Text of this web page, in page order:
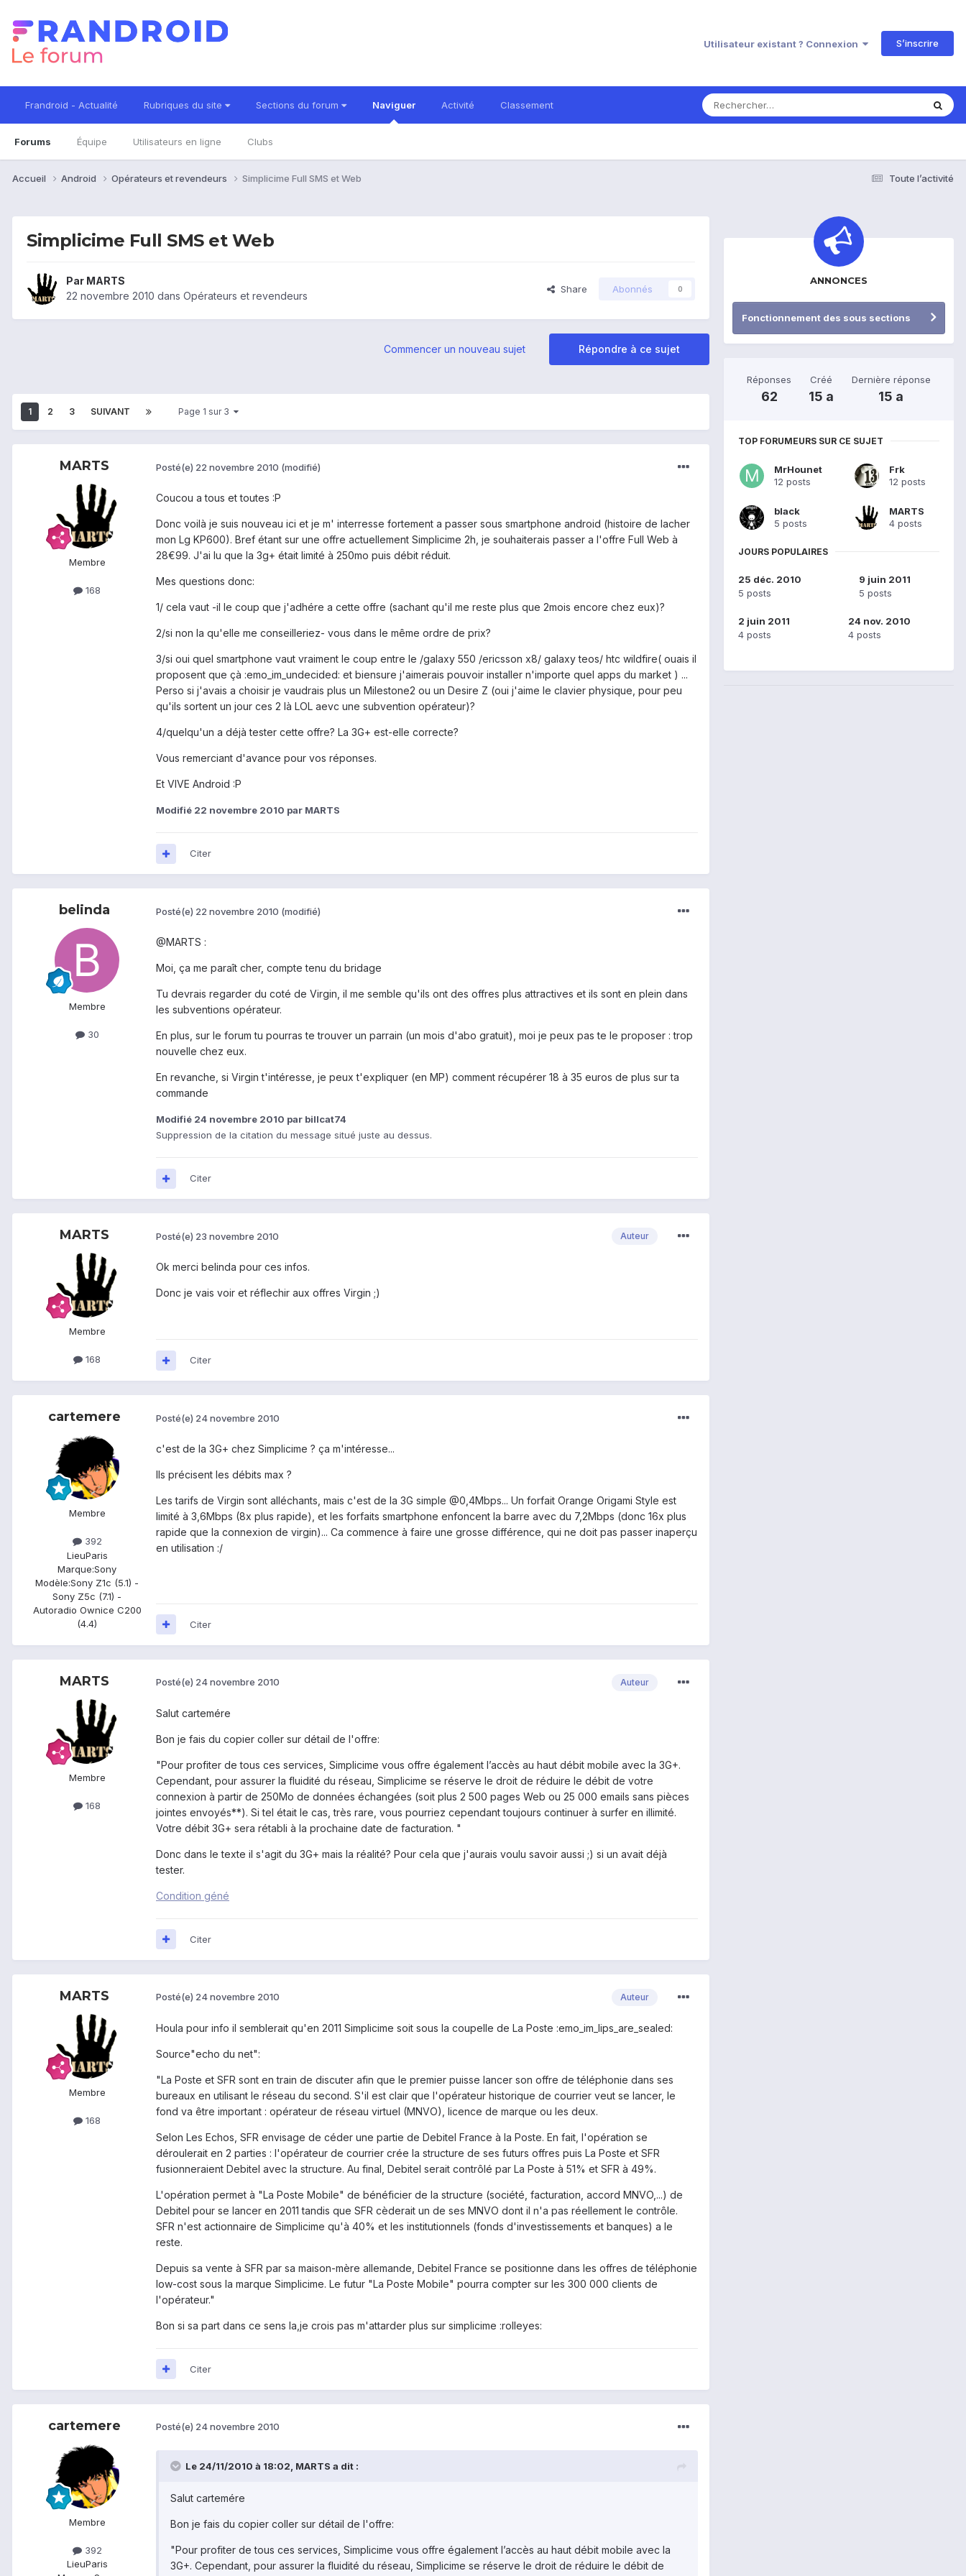
Utilisateur existant ? Connexion S’inscrire
Frandroid - Actualité Rubriques du site Sections du forum Naviguer
Forums Équipe Utilisateurs en ligne Clubs
Activité Classement
Toute l’activité
Accueil Android Opérateurs et revendeurs Simplicime Full SMS et Web
Simplicime Full SMS et Web
Par MARTS
22 novembre 2010 dans Opérateurs et revendeurs
Share Abonnés 0
Répondre à ce sujet
Commencer un nouveau sujet
1 2 3 SUIVANT Page 1 sur 3
MARTS
Membre
168
Posté(e) 22 novembre 2010 (modifié)
Coucou a tous et toutes :P
Donc voilà je suis nouveau ici et je m' interresse fortement a passer sous smartphone android (histoire de lacher
mon Lg KP600). Bref étant sur une offre actuellement Simplicime 2h, je souhaiterais passer a l'offre Full Web à
28€99. J'ai lu que la 3g+ était limité à 250mo puis débit réduit.
Mes questions donc:
1/ cela vaut -il le coup que j'adhére a cette offre (sachant qu'il me reste plus que 2mois encore chez eux)?
2/si non la qu'elle me conseilleriez- vous dans le même ordre de prix?
3/si oui quel smartphone vaut vraiment le coup entre le /galaxy 550 /ericsson x8/ galaxy teos/ htc wildfire( ouais il
proposent que çà :emo_im_undecided: et biensure j'aimerais pouvoir installer n'importe quel apps du market ) ...
Perso si j'avais a choisir je vaudrais plus un Milestone2 ou un Desire Z (oui j'aime le clavier physique, pour peu
qu'ils sortent un jour ces 2 là LOL aevc une subvention opérateur)?
4/quelqu'un a déjà tester cette offre? La 3G+ est-elle correcte?
Vous remerciant d'avance pour vos réponses.
Et VIVE Android :P
Modifié 22 novembre 2010 par MARTS
Citer
belinda
Membre
30
Posté(e) 22 novembre 2010 (modifié)
@MARTS :
Moi, ça me paraît cher, compte tenu du bridage
Tu devrais regarder du coté de Virgin, il me semble qu'ils ont des offres plus attractives et ils sont en plein dans
les subventions opérateur.
En plus, sur le forum tu pourras te trouver un parrain (un mois d'abo gratuit), moi je peux pas te le proposer : trop
nouvelle chez eux.
En revanche, si Virgin t'intéresse, je peux t'expliquer (en MP) comment récupérer 18 à 35 euros de plus sur ta
commande
Modifié 24 novembre 2010 par billcat74
Suppression de la citation du message situé juste au dessus.
Citer
MARTS
Membre
168
Auteur
Posté(e) 23 novembre 2010
Ok merci belinda pour ces infos.
Donc je vais voir et réflechir aux offres Virgin ;)
Citer
cartemere
Membre
392
LieuParis
Marque:Sony
Modèle:Sony Z1c (5.1) -
Sony Z5c (7.1) -
Autoradio Ownice C200
(4.4)
Posté(e) 24 novembre 2010
c'est de la 3G+ chez Simplicime ? ça m'intéresse...
Ils précisent les débits max ?
Les tarifs de Virgin sont alléchants, mais c'est de la 3G simple @0,4Mbps... Un forfait Orange Origami Style est
limité à 3,6Mbps (8x plus rapide), et les forfaits smartphone enfoncent la barre avec du 7,2Mbps (donc 16x plus
rapide que la connexion de virgin)... Ca commence à faire une grosse différence, qui ne doit pas passer inaperçu
en utilisation :/
Citer
MARTS
Membre
168
Auteur
Posté(e) 24 novembre 2010
Salut cartemére
Bon je fais du copier coller sur détail de l'offre:
"Pour profiter de tous ces services, Simplicime vous offre également l’accès au haut débit mobile avec la 3G+.
Cependant, pour assurer la fluidité du réseau, Simplicime se réserve le droit de réduire le débit de votre
connexion à partir de 250Mo de données échangées (soit plus 2 500 pages Web ou 25 000 emails sans pièces
jointes envoyés**). Si tel était le cas, très rare, vous pourriez cependant toujours continuer à surfer en illimité.
Votre débit 3G+ sera rétabli à la prochaine date de facturation. "
Donc dans le texte il s'agit du 3G+ mais la réalité? Pour cela que j'aurais voulu savoir aussi ;) si un avait déjà
tester.
Condition géné
Citer
MARTS
Membre
168
Auteur
Posté(e) 24 novembre 2010
Houla pour info il semblerait qu'en 2011 Simplicime soit sous la coupelle de La Poste :emo_im_lips_are_sealed:
Source"echo du net":
"La Poste et SFR sont en train de discuter afin que le premier puisse lancer son offre de téléphonie dans ses
bureaux en utilisant le réseau du second. S'il est clair que l'opérateur historique de courrier veut se lancer, le
fond va être important : opérateur de réseau virtuel (MNVO), licence de marque ou les deux.
Selon Les Echos, SFR envisage de céder une partie de Debitel France à la Poste. En fait, l'opération se
déroulerait en 2 parties : l'opérateur de courrier crée la structure de ses futurs offres puis La Poste et SFR
fusionneraient Debitel avec la structure. Au final, Debitel serait contrôlé par La Poste à 51% et SFR à 49%.
L'opération permet à "La Poste Mobile" de bénéficier de la structure (société, facturation, accord MNVO,...) de
Debitel pour se lancer en 2011 tandis que SFR cèderait un de ses MNVO dont il n'a pas réellement le contrôle.
SFR n'est actionnaire de Simplicime qu'à 40% et les institutionnels (fonds d'investissements et banques) a le
reste.
Depuis sa vente à SFR par sa maison-mère allemande, Debitel France se positionne dans les offres de téléphonie
low-cost sous la marque Simplicime. Le futur "La Poste Mobile" pourra compter sur les 300 000 clients de
l'opérateur."
Bon si sa part dans ce sens la,je crois pas m'attarder plus sur simplicime :rolleyes:
Citer
cartemere
Membre
392
LieuParis
Posté(e) 24 novembre 2010
Le 24/11/2010 à 18:02, MARTS a dit :
Salut cartemére
Bon je fais du copier coller sur détail de l'offre:
"Pour profiter de tous ces services, Simplicime vous offre également l’accès au haut débit mobile avec la
3G+. Cependant, pour assurer la fluidité du réseau, Simplicime se réserve le droit de réduire le débit de
ANNONCES
Fonctionnement des sous sections
Réponses
62
Créé
15 a
Dernière réponse
15 a
TOP FORUMEURS SUR CE SUJET
MrHounet
12 posts
Frk
12 posts
black
5 posts
MARTS
4 posts
JOURS POPULAIRES
25 déc. 2010
5 posts
9 juin 2011
5 posts
2 juin 2011
4 posts
24 nov. 2010
4 posts